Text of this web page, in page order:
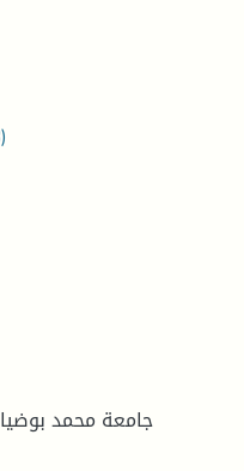
جامعة محمد